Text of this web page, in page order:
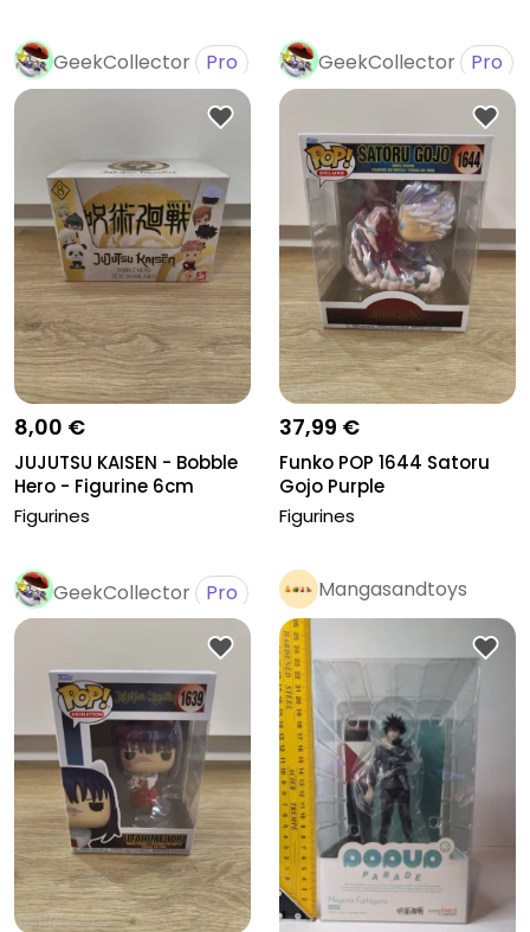
GeekCollector Pro
8,00 €
JUJUTSU KAISEN - Bobble
Hero - Figurine 6cm
Figurines
GeekCollector Pro
37,99 €
Funko POP 1644 Satoru
Gojo Purple
Figurines
GeekCollector Pro
Mangasandtoys
Pro